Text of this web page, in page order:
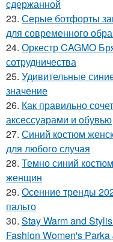
сдержанной
23. Серые ботфорты
для современного
24. Оркестр CAGMO
сотрудничества
25. Удивительные
значение
26. Как правильно
аксессуарами и обувью
27. Синий костюм
для любого случая
28. Темно синий
женщин
29. Осенние тренды
пальто
30. Stay Warm and
Fashion Women's Parka